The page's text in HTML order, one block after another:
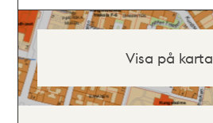
Visa på karta